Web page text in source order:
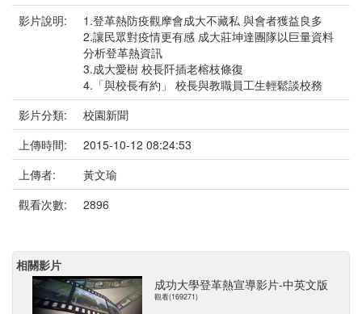
影片說明:
1.登革熱防疫觀摩會成大不藏私 與會者獲益良多
2.讓民眾對疫情更有感 成大莊坤達團隊以巨量資料
分析登革熱資訊
3.成大愛樹 校長阡插老榕枝條復
4.「與校長有約」 校長與教職員工生輕鬆談校務
影片分類:
校園新聞
上傳時間:
2015-10-12 08:24:53
上傳者:
黃文瑜
觀看次數:
2896
相關影片
成功大學登革熱宣導影片-中英文版
觀看(169271)